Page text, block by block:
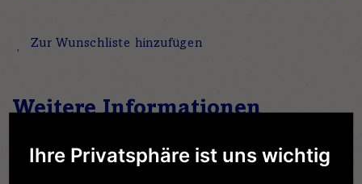
Ihre Privatsphäre ist uns wichtig
Zur Wunschliste hinzufügen
Weitere Informationen
Weitere
Nein